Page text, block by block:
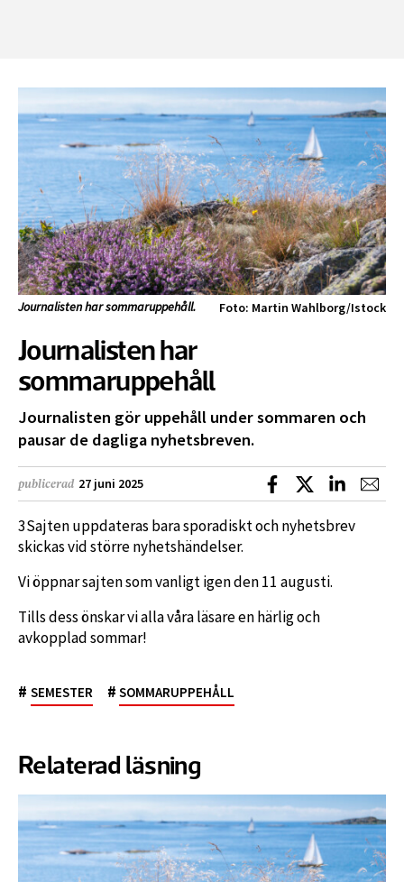
Journalisten har sommaruppehåll. Foto: Martin Wahlborg/Istock
Journalisten har
sommaruppehåll
Journalisten gör uppehåll under sommaren och
pausar de dagliga nyhetsbreven.
publicerad 27 juni 2025 Dela på Facebook
Dela på XDela på
3Sajten uppdateras bara sporadiskt och nyhetsbrev
skickas vid större nyhetshändelser.
Vi öppnar sajten som vanligt igen den 11 augusti.
Tills dess önskar vi alla våra läsare en härlig och
avkopplad sommar!
# SEMESTER # SOMMARUPPEHÅLL
Relaterad läsning